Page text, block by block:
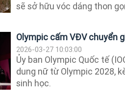
sẽ sở hữu vóc dáng thon
Olympic cấm VĐV chuyển
2026-03-27 10:03:00
Ủy ban Olympic Quốc tế
dung nữ từ Olympic 2028,
sinh học.